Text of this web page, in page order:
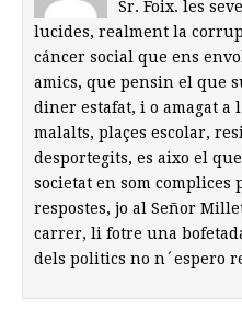
Sr. Foix. les
lucides, realment la
cáncer social que ens
amics, que pensin el que
diner estafat, i o amagat a
malalts, plaçes escolar,
desportegits, es aixo el
societat en som complices
respostes, jo al Señor
carrer, li fotre una
dels politics no n´espero